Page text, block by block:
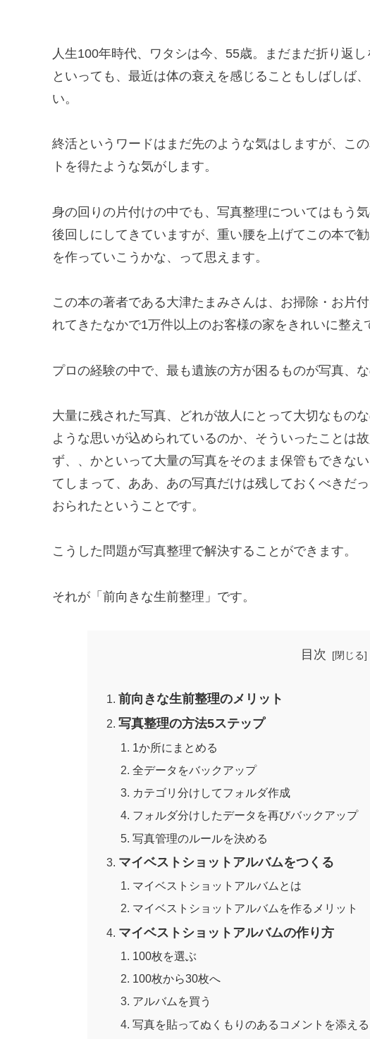
人生100年時代、ワタシは今、55歳。まだまだ折り返
といっても、最近は体の衰えを感じることもしばしば
い。
終活というワードはまだ先のような気はしますが、こ
トを得たような気がします。
身の回りの片付けの中でも、写真整理についてはもう
後回しにしてきていますが、重い腰を上げてこの本で
を作っていこうかな、って思えます。
この本の著者である大津たまみさんは、お掃除・お片
れてきたなかで1万件以上のお客様の家をきれいに整え
プロの経験の中で、最も遺族の方が困るものが写真、な
大量に残された写真、どれが故人にとって大切なもの
ような思いが込められているのか、そういったことは
ず、、かといって大量の写真をそのまま保管もできな
てしまって、ああ、あの写真だけは残しておくべきだ
おられたということです。
こうした問題が写真整理で解決することができます。
それが「前向きな生前整理」です。
目次
前向きな生前整理のメリット
写真整理の方法5ステップ
1か所にまとめる
全データをバックアップ
カテゴリ分けしてフォルダ作成
フォルダ分けしたデータを再びバックアップ
写真管理のルールを決める
マイベストショットアルバムをつくる
マイベストショットアルバムとは
マイベストショットアルバムを作るメリット
マイベストショットアルバムの作り方
100枚を選ぶ
100枚から30枚へ
アルバムを買う
写真を貼ってぬくもりのあるコメントを添える